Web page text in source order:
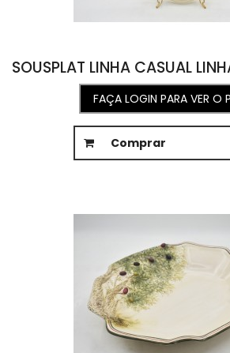
FAÇA LOGIN PARA VER O
Comprar